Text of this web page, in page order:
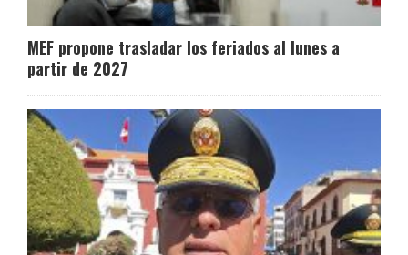
MEF propone trasladar los feriados al lunes a
partir de 2027